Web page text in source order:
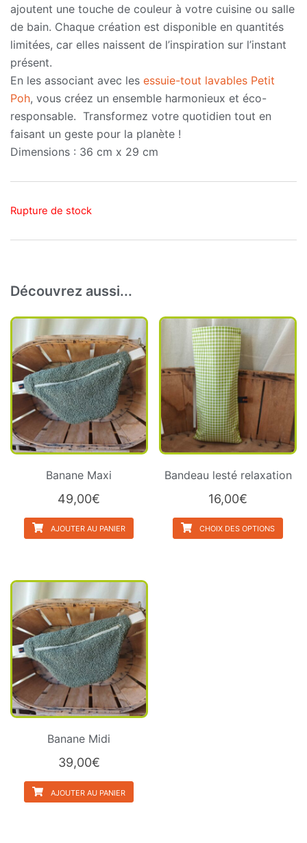
ajoutent une touche de couleur à votre cuisine ou salle
de bain. Chaque création est disponible en quantités
limitées, car elles naissent de l’inspiration sur l’instant
présent.
En les associant avec les essuie-tout lavables Petit
Poh, vous créez un ensemble harmonieux et éco-
responsable. Transformez votre quotidien tout en
faisant un geste pour la planète !
Dimensions : 36 cm x 29 cm
Rupture de stock
Découvrez aussi...
Banane Maxi
49,00€
AJOUTER AU PANIER
Bandeau lesté relaxation
16,00€
CHOIX DES OPTIONS
Banane Midi
39,00€
AJOUTER AU PANIER